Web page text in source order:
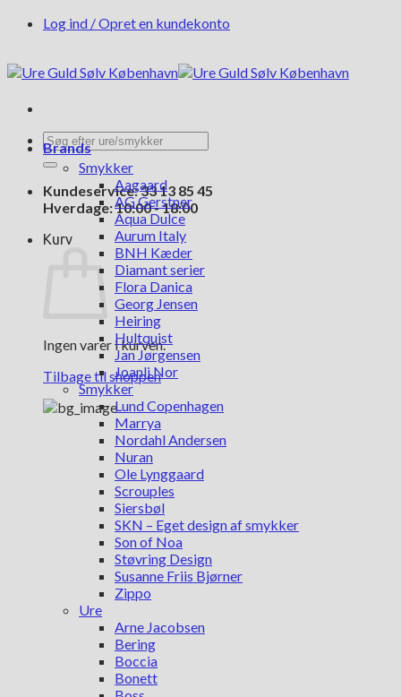
FortsætLog ind / Opret en kundekonto
Søg
efter:
Kundeservice: 33 13 85 45
Hverdage: 10:00 - 18:00
Kurv
Ingen varer i kurven.
Tilbage til shoppen
Brands
Smykker
Aagaard
AG Gerstner
Aqua Dulce
Aurum Italy
BNH Kæder
Diamant serier
Flora Danica
Georg Jensen
Heiring
Hultquist
Jan Jørgensen
Joanli Nor
Smykker
Lund Copenhagen
Marrya
Nordahl Andersen
Nuran
Ole Lynggaard
Scrouples
Siersbøl
SKN – Eget design af smykker
Son of Noa
Støvring Design
Susanne Friis Bjørner
Zippo
Ure
Arne Jacobsen
Bering
Boccia
Bonett